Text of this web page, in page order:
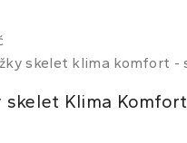
skelet Klima Komfort